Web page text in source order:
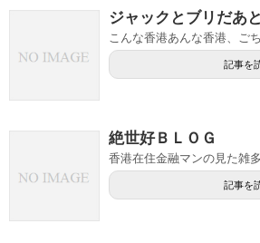
ジャックとブリだあ
こんな香港あんな香港、ご
記事を
絶世好ＢＬＯＧ
香港在住金融マンの見た雑
記事を